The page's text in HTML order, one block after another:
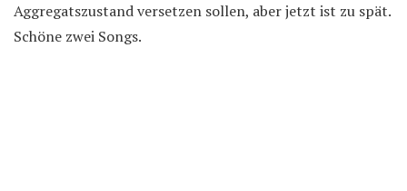
Aggregatszustand versetzen sollen, aber jetzt ist zu spät.
Schöne zwei Songs.